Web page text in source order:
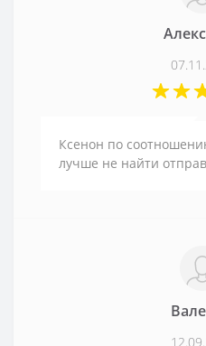
Ксенон по
лучше не найти